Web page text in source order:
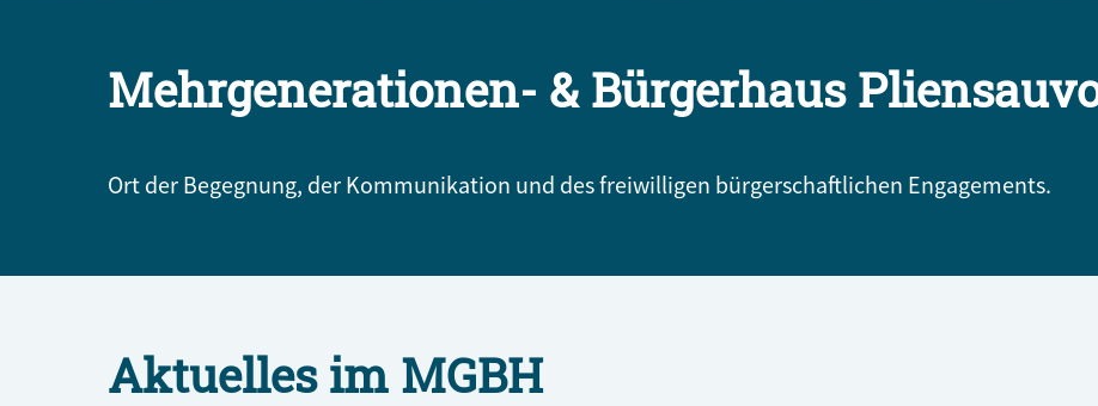
Mehrgenerationen- & Bürgerhaus
Ort der Begegnung, der Kommunikation und des freiwilligen bürgerschaftlichen Engagements.
Aktuelles im MGBH